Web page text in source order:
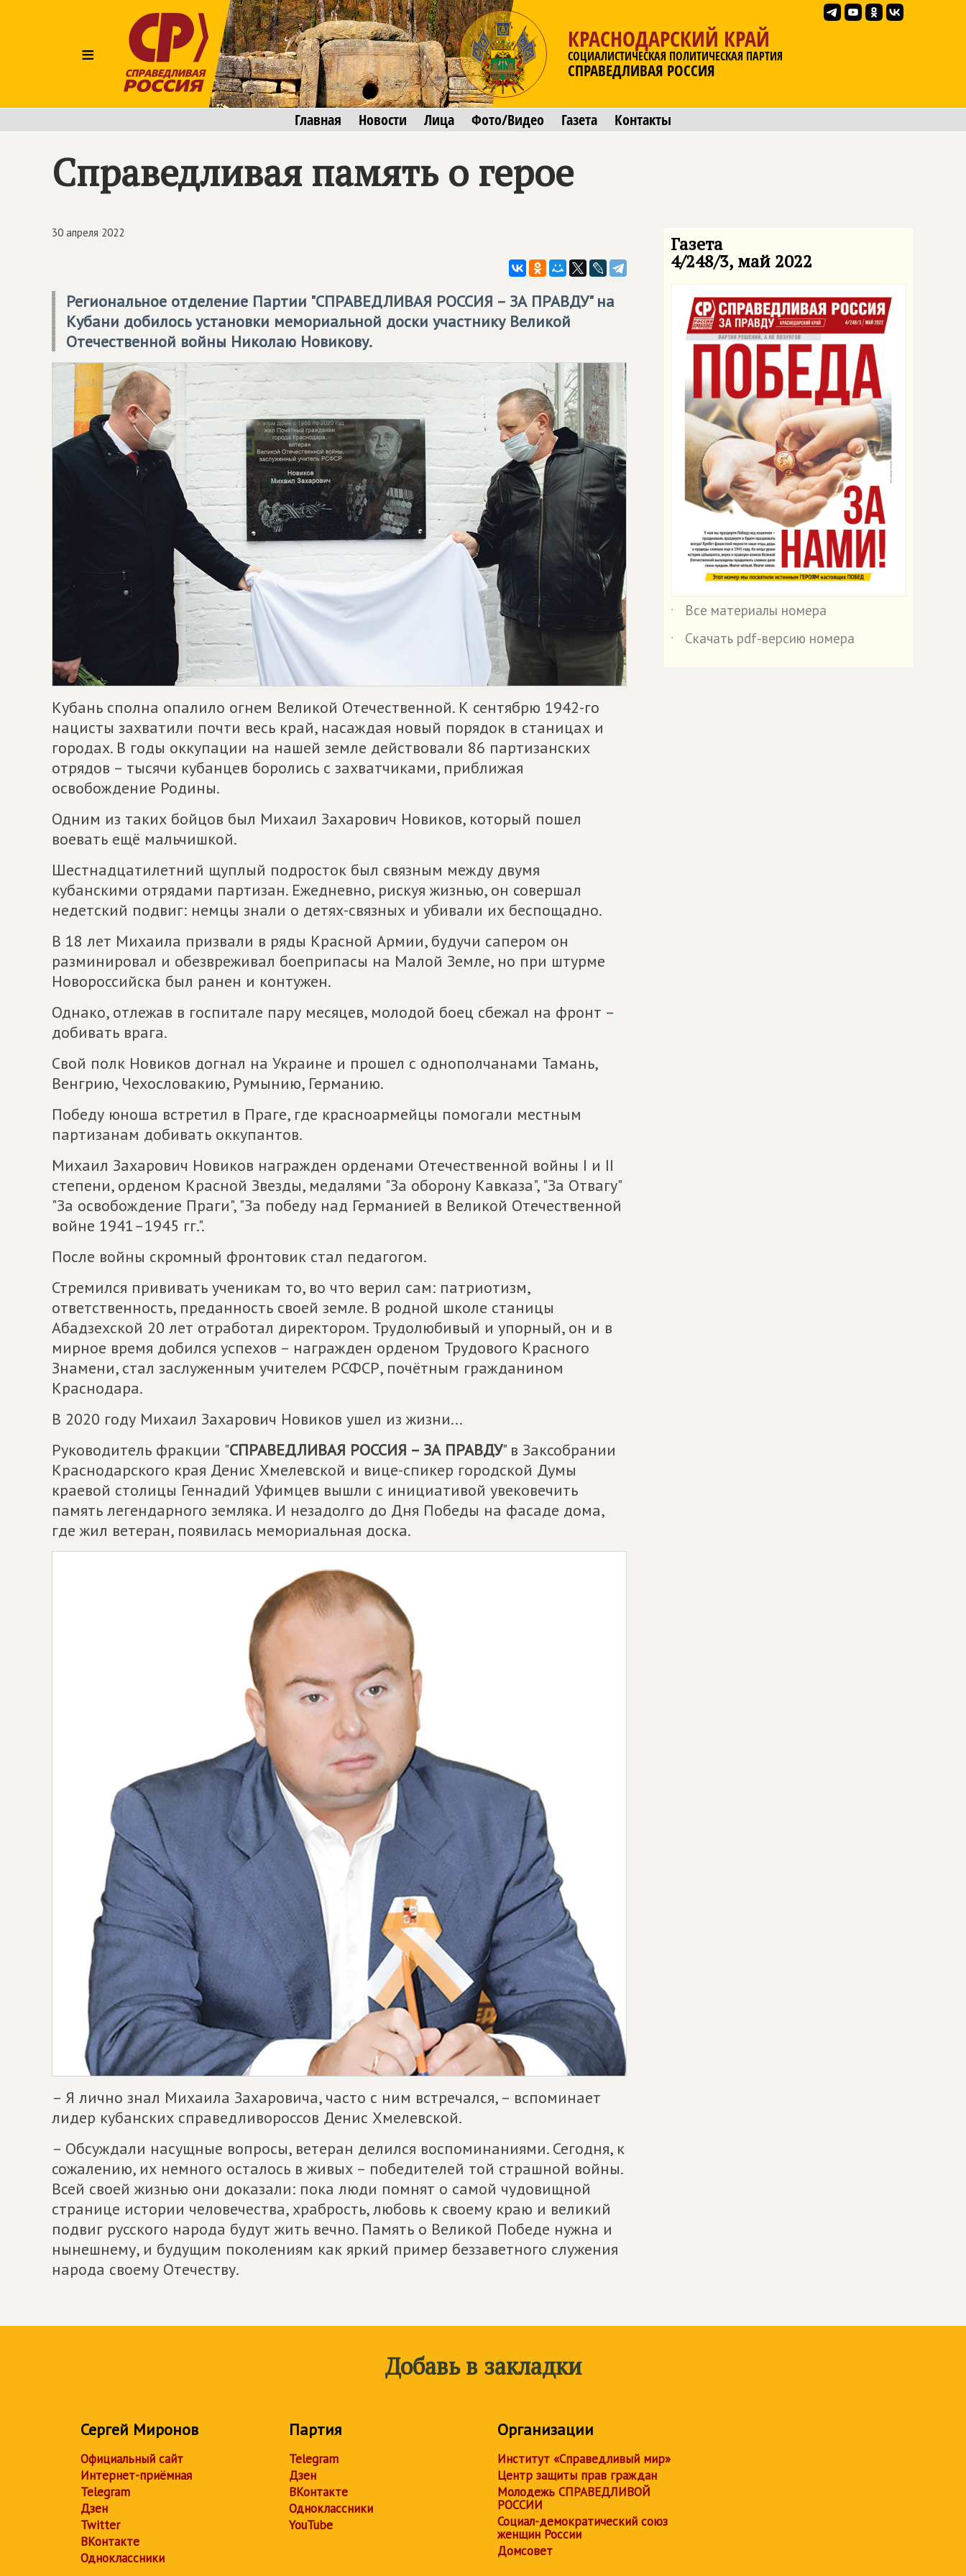
≡
КРАСНОДАРСКИЙ КРАЙ
СОЦИАЛИСТИЧЕСКАЯ ПОЛИТИЧЕСКАЯ ПАРТИЯ
СПРАВЕДЛИВАЯ РОССИЯ
Главная Новости Лица Фото/Видео Газета Контакты
Справедливая память о герое
30 апреля 2022
Региональное отделение Партии "СПРАВЕДЛИВАЯ РОССИЯ – ЗА ПРАВДУ" на
Кубани добилось установки мемориальной доски участнику Великой
Отечественной войны Николаю Новикову.
Кубань сполна опалило огнем Великой Отечественной. К сентябрю 1942-го
нацисты захватили почти весь край, насаждая новый порядок в станицах и
городах. В годы оккупации на нашей земле действовали 86 партизанских
отрядов – тысячи кубанцев боролись с захватчиками, приближая
освобождение Родины.
Одним из таких бойцов был Михаил Захарович Новиков, который пошел
воевать ещё мальчишкой.
Шестнадцатилетний щуплый подросток был связным между двумя
кубанскими отрядами партизан. Ежедневно, рискуя жизнью, он совершал
недетский подвиг: немцы знали о детях-связных и убивали их беспощадно.
В 18 лет Михаила призвали в ряды Красной Армии, будучи сапером он
разминировал и обезвреживал боеприпасы на Малой Земле, но при штурме
Новороссийска был ранен и контужен.
Однако, отлежав в госпитале пару месяцев, молодой боец сбежал на фронт –
добивать врага.
Свой полк Новиков догнал на Украине и прошел с однополчанами Тамань,
Венгрию, Чехословакию, Румынию, Германию.
Победу юноша встретил в Праге, где красноармейцы помогали местным
партизанам добивать оккупантов.
Михаил Захарович Новиков награжден орденами Отечественной войны I и II
степени, орденом Красной Звезды, медалями "За оборону Кавказа", "За Отвагу"
"За освобождение Праги", "За победу над Германией в Великой Отечественной
войне 1941–1945 гг.".
После войны скромный фронтовик стал педагогом.
Стремился прививать ученикам то, во что верил сам: патриотизм,
ответственность, преданность своей земле. В родной школе станицы
Абадзехской 20 лет отработал директором. Трудолюбивый и упорный, он и в
мирное время добился успехов – награжден орденом Трудового Красного
Знамени, стал заслуженным учителем РСФСР, почётным гражданином
Краснодара.
В 2020 году Михаил Захарович Новиков ушел из жизни...
Руководитель фракции "СПРАВЕДЛИВАЯ РОССИЯ – ЗА ПРАВДУ" в Заксобрании
Краснодарского края Денис Хмелевской и вице-спикер городской Думы
краевой столицы Геннадий Уфимцев вышли с инициативой увековечить
память легендарного земляка. И незадолго до Дня Победы на фасаде дома,
где жил ветеран, появилась мемориальная доска.
– Я лично знал Михаила Захаровича, часто с ним встречался, – вспоминает
лидер кубанских справедливороссов Денис Хмелевской.
– Обсуждали насущные вопросы, ветеран делился воспоминаниями. Сегодня, к
сожалению, их немного осталось в живых – победителей той страшной войны.
Всей своей жизнью они доказали: пока люди помнят о самой чудовищной
странице истории человечества, храбрость, любовь к своему краю и великий
подвиг русского народа будут жить вечно. Память о Великой Победе нужна и
нынешнему, и будущим поколениям как яркий пример беззаветного служения
народа своему Отечеству.
Газета
4/248/3, май 2022
˙
Все материалы номера
˙
Скачать pdf-версию номера
Добавь в закладки
Сергей Миронов
Официальный сайт
Интернет-приёмная
Telegram
Дзен
Twitter
ВКонтакте
Одноклассники
Партия
Telegram
Дзен
ВКонтакте
Одноклассники
YouTube
Организации
Институт «Справедливый мир»
Центр защиты прав граждан
Молодежь СПРАВЕДЛИВОЙ
РОССИИ
Социал-демократический союз
женщин России
Домсовет